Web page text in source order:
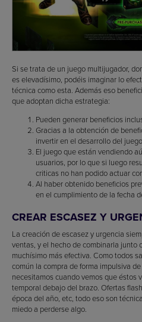
Si se trata de un juego multijugador,
es elevadísimo, podéis imaginar lo
técnica como esta. Además eso
que adoptan dicha estrategia:
Pueden generar beneficios
Gracias a la obtención de
invertir en el desarrollo del
El juego que están vendiendo
usuarios, por lo que si luego
criticas no han podido actuar
Al haber obtenido beneficios
en el cumplimiento de la fecha
CREAR ESCASEZ Y
La creación de escasez y urgencia
ventas, y el hecho de combinarla junto
muchísimo más efectiva. Como todos
común la compra de forma impulsiva
necesitamos cuando vemos que éstos
temporal debajo del brazo. Ofertas
época del año, etc, todo eso son
miedo a perderse algo.